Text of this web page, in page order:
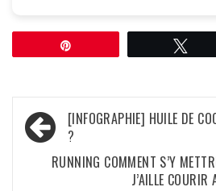
Navigation
de
l’article
[INFOGRAPHIE] HUILE DE
?
RUNNING COMMENT S’Y
J’AILLE